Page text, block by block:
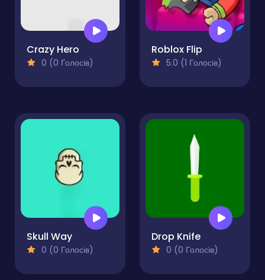
Crazy Hero
0 (0 Голосів)
Roblox Flip
5.0 (1 Голосів)
Skull Way
0 (0 Голосів)
Drop Knife
0 (0 Голосів)